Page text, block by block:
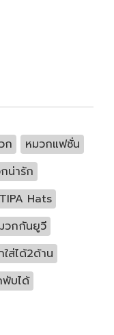
ก
หมวกแฟชั่น
น่ารัก
Hats
วกกันยูวี
ส่ได้2ด้าน
บได้